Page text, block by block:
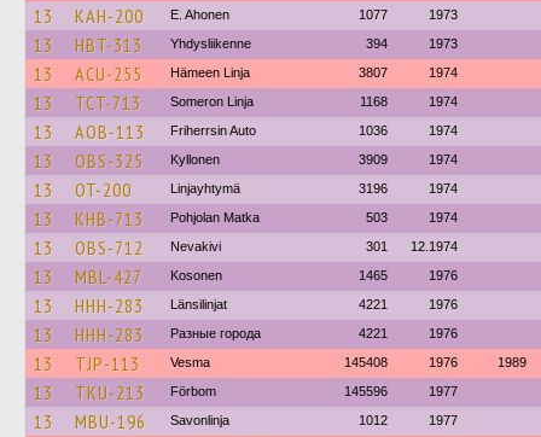
13 KAH-200 E. Ahonen 1077 1973
13 HBT-313 Yhdysliikenne 394 1973
13 ACU-255 Hämeen Linja 3807 1974
13 TCT-713 Someron Linja 1168 1974
13 AOB-113 Friherrsin Auto 1036 1974
13 OBS-325 Kyllonen 3909 1974
13 OT-200 Linjayhtymä 3196 1974
13 KHB-713 Pohjolan Matka 503 1974
13 OBS-712 Nevakivi 301 12.1974
13 MBL-427 Kosonen 1465 1976
13 HHH-283 Länsilinjat 4221 1976
13 HHH-283 Разные города 4221 1976
13 TJP-113 Vesma 145408 1976 1989
13 TKU-213 Förbom 145596 1977
13 MBU-196 Savonlinja 1012 1977